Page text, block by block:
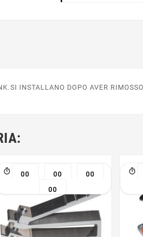
INSTALLANO DOPO AVER
00 00
00
00